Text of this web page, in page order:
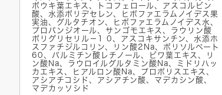
ボウキ葉エキス、トコフェロール、アスコルビン
酸、水添ポリデセレン、ヒポファエラムノイデス果
実油、グルタチオン、ヒポファエラムノイデス水、
プロパンジオール、サンゴモエキス、ラウリン酸
ポリグリセリル－1 0、アスコキサンチン、水添ホ
スファチジルコリン、リン酸2Na、ポリソルベート
60、パルミチン酸レチノール、ビワ葉エキス、リ
ン酸Na、ラウロイルグルタミン酸Na、ミドリハッ
カエキス、ヒアルロン酸Na、プロポリスエキス、
アシアチコシド、アシアチン酸、マデカシン酸、
マデカッソシド